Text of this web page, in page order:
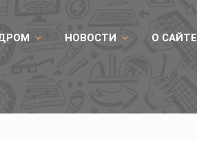
НОВОСТИ О САЙТЕ